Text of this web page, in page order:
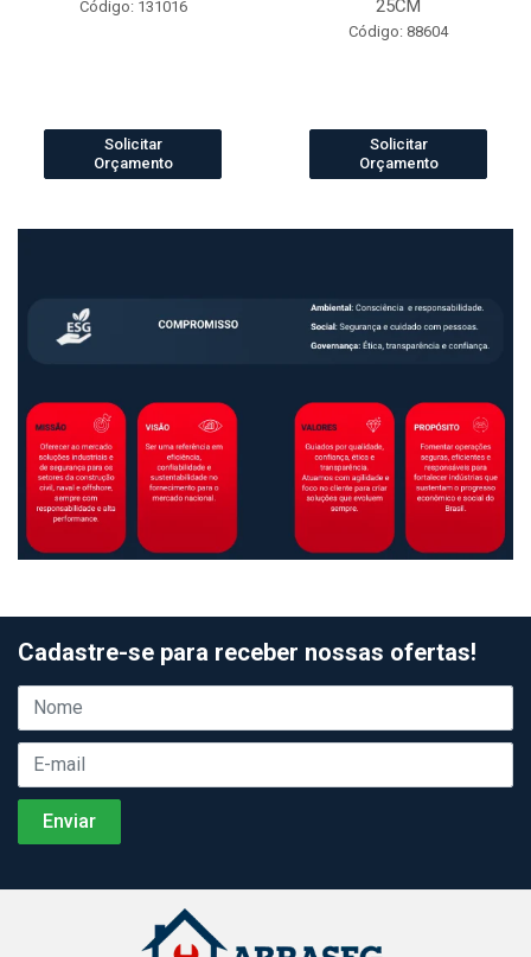
Código: 131016
Solicitar
Orçamento
25CM
Código: 88604
Solicitar
Orçamento
Cadastre-se para receber nossas ofertas!